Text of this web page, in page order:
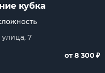
кубка
улица, 7
от 8 300 ₽